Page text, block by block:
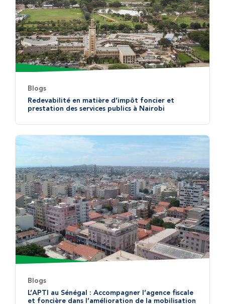
Blogs
Redevabilité en matière d’impôt foncier et
prestation des services publics à Nairobi
Blogs
L’APTI au Sénégal : Accompagner l’agence fiscale
et foncière dans l’amélioration de la mobilisation